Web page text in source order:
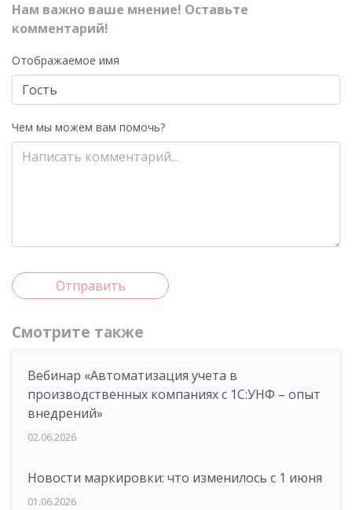
Нам важно ваше мнение! Оставьте
комментарий!
Отображаемое имя
Чем мы можем вам помочь?
Отправить
Смотрите также
Вебинар «Автоматизация учета в
производственных компаниях с 1С:УНФ – опыт
внедрений»
02.06.2026
Новости маркировки: что изменилось с 1 июня
01.06.2026